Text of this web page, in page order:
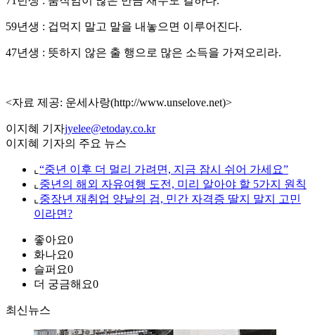
59년생 : 겁먹지 말고 말을 내놓으면 이루어진다.
47년생 : 뜻하지 않은 출 행으로 많은 소득을 가져오리라.
<자료 제공: 운세사랑(http://www.unselove.net)>
이지혜 기자jyelee@etoday.co.kr
이지혜 기자의 주요 뉴스
⌞ “중년 이후 더 멀리 가려면, 지금 잠시 쉬어 가세요”
⌞ 중년의 해외 자유여행 도전, 미리 알아야 할 5가지 원칙
⌞ 중장년 재취업 양날의 검, 민간 자격증 딸지 말지 고민
이라면?
좋아요0
화나요0
슬퍼요0
더 궁금해요0
최신뉴스